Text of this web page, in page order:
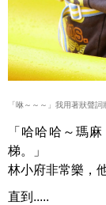
「咻～～～」我用著狀聲
「哈哈哈～瑪
梯。」
林小府非常樂，
直到.....